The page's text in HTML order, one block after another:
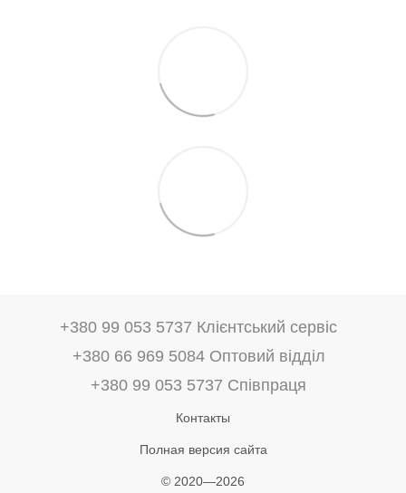
+380 99 053 5737 Клієнтський сервіс
+380 66 969 5084 Оптовий відділ
+380 99 053 5737 Співпраця
Контакты
Полная версия сайта
© 2020—2026